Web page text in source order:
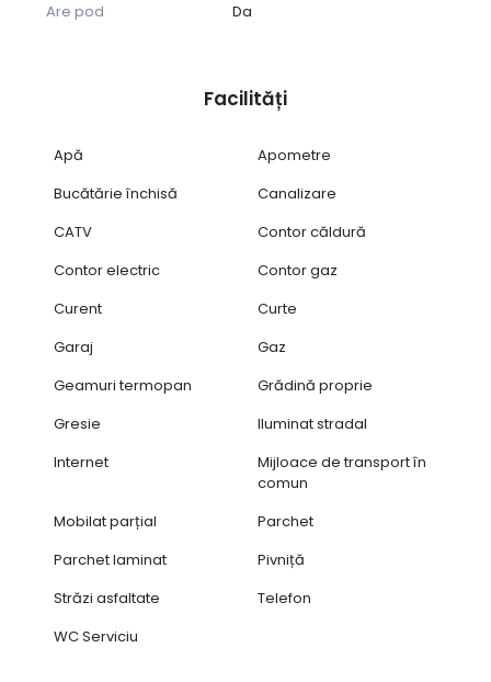
Are pod Da
Facilități
Apă
Apometre
Bucătărie închisă
Canalizare
CATV
Contor căldură
Contor electric
Contor gaz
Curent
Curte
Garaj
Gaz
Geamuri termopan
Grădină proprie
Gresie
Iluminat stradal
Internet
Mijloace de transport în
comun
Mobilat parțial
Parchet
Parchet laminat
Pivniță
Străzi asfaltate
Telefon
WC Serviciu